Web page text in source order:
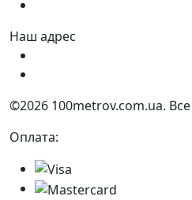
Наш адрес
©2026 100metrov.com.ua.
Оплата: